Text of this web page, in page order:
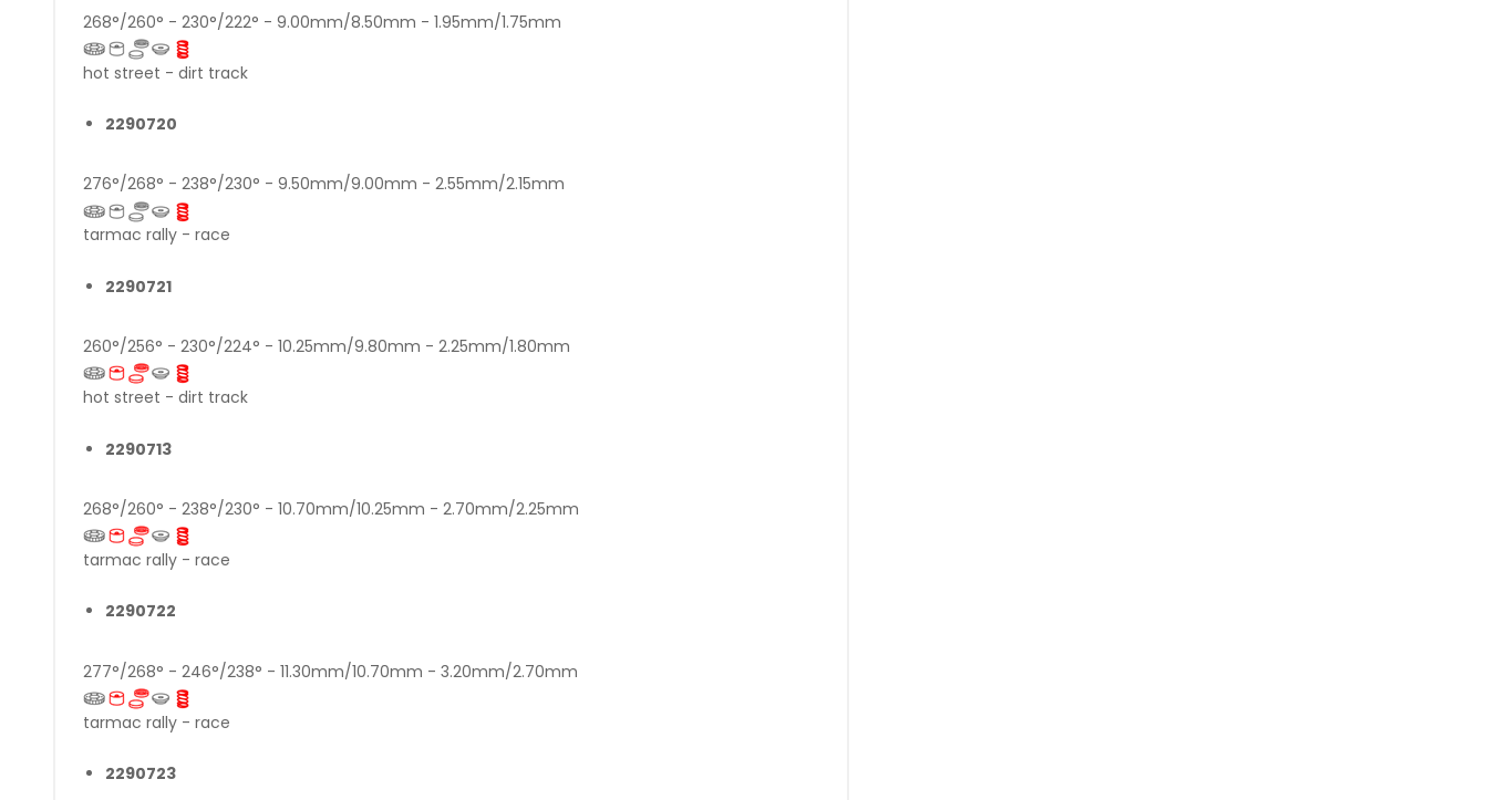
268°/260° - 230°/222° - 9.00mm/8.50mm - 1.95mm/1.75mm
hot street - dirt track
2290720
276°/268° - 238°/230° - 9.50mm/9.00mm - 2.55mm/2.15mm
tarmac rally - race
2290721
260°/256° - 230°/224° - 10.25mm/9.80mm - 2.25mm/1.80mm
hot street - dirt track
2290713
268°/260° - 238°/230° - 10.70mm/10.25mm - 2.70mm/2.25mm
tarmac rally - race
2290722
277°/268° - 246°/238° - 11.30mm/10.70mm - 3.20mm/2.70mm
tarmac rally - race
2290723